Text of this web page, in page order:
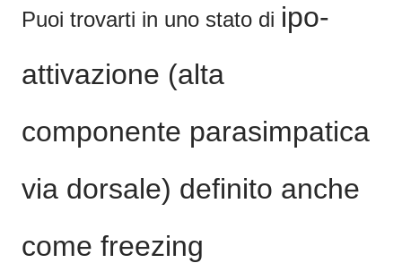
Puoi trovarti in uno stato di ipo-
attivazione (alta
componente parasimpatica
via dorsale) definito anche
come freezing